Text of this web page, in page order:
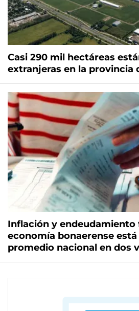
Casi 290 mil hectáreas
extranjeras en la provincia
Inflación y endeudamiento
economía bonaerense
promedio nacional en dos